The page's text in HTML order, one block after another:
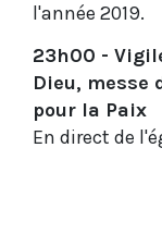
l'année 2019.
23h00 -
Dieu, messe
pour la Paix
En direct de